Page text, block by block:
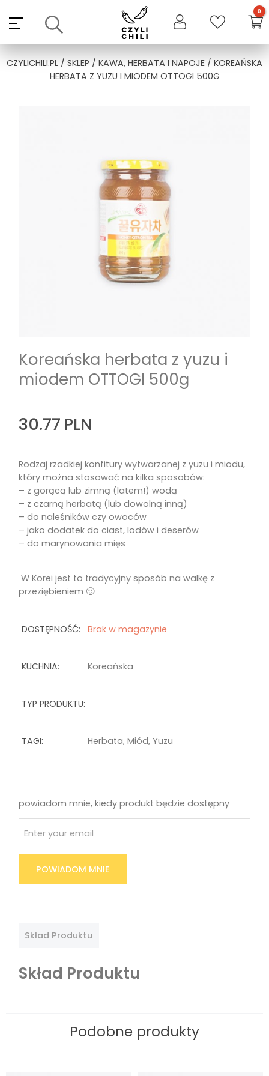
content
CZYLICHILI.PL / SKLEP / KAWA, HERBATA I NAPOJE / KOREAŃSKA
HERBATA Z YUZU I MIODEM OTTOGI 500G
Koreańska herbata z yuzu i
miodem OTTOGI 500g
30.77 PLN
Rodzaj rzadkiej konfitury wytwarzanej z yuzu i miodu,
który można stosować na kilka sposobów:
– z gorącą lub zimną (latem!) wodą
– z czarną herbatą (lub dowolną inną)
– do naleśników czy owoców
– jako dodatek do ciast, lodów i deserów
– do marynowania mięs
W Korei jest to tradycyjny sposób na walkę z
przeziębieniem 🙂
DOSTĘPNOŚĆ: Brak w magazynie
KUCHNIA: Koreańska
TYP PRODUKTU:
TAGI: Herbata,Miód,Yuzu
powiadom mnie, kiedy produkt będzie dostępny
POWIADOM MNIE
Skład Produktu
Skład Produktu
Podobne produkty